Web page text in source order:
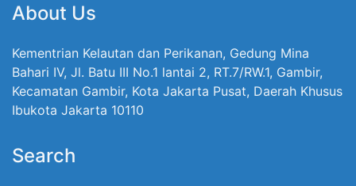
About Us
Kementrian Kelautan dan Perikanan, Gedung Mina
Bahari IV, Jl. Batu III No.1 lantai 2, RT.7/RW.1, Gambir,
Kecamatan Gambir, Kota Jakarta Pusat, Daerah Khusus
Ibukota Jakarta 10110
Search